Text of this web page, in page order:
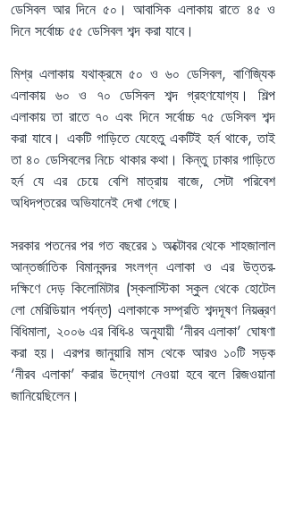
ডেসিবল আর দিনে ৫০। আবাসিক এলাকায় রাতে ৪৫ ও
দিনে সর্বোচ্চ ৫৫ ডেসিবল শব্দ করা যাবে।
মিশ্র এলাকায় যথাক্রমে ৫০ ও ৬০ ডেসিবল, বাণিজ্যিক
এলাকায় ৬০ ও ৭০ ডেসিবল শব্দ গ্রহণযোগ্য। শিল্প
এলাকায় তা রাতে ৭০ এবং দিনে সর্বোচ্চ ৭৫ ডেসিবল শব্দ
করা যাবে। একটি গাড়িতে যেহেতু একটিই হর্ন থাকে, তাই
তা ৪০ ডেসিবলের নিচে থাকার কথা। কিন্তু ঢাকার গাড়িতে
হর্ন যে এর চেয়ে বেশি মাত্রায় বাজে, সেটা পরিবেশ
অধিদপ্তরের অভিযানেই দেখা গেছে।
সরকার পতনের পর গত বছরের ১ অক্টোবর থেকে শাহজালাল
আন্তর্জাতিক বিমানবন্দর সংলগ্ন এলাকা ও এর উত্তর-
দক্ষিণে দেড় কিলোমিটার (স্কলাস্টিকা স্কুল থেকে হোটেল
লো মেরিডিয়ান পর্যন্ত) এলাকাকে সম্প্রতি শব্দদূষণ নিয়ন্ত্রণ
বিধিমালা, ২০০৬ এর বিধি-৪ অনুযায়ী ‘নীরব এলাকা’ ঘোষণা
করা হয়। এরপর জানুয়ারি মাস থেকে আরও ১০টি সড়ক
‘নীরব এলাকা’ করার উদ্যোগ নেওয়া হবে বলে রিজওয়ানা
জানিয়েছিলেন।